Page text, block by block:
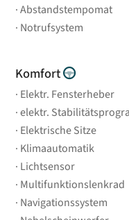
Abstandstempomat
Notrufsystem
Komfort
Elektr. Fensterheber
elektr.
Elektrische Sitze
Klimaautomatik
Lichtsensor
Multifunktionslenkrad
Navigationssystem